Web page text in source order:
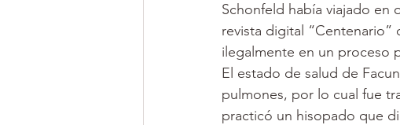
Schonfeld había viajado en
revista digital
ilegalmente en un proceso
El estado de salud de
pulmones, por lo cual fue
practicó un hisopado que